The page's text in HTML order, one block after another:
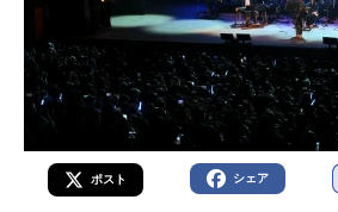
ポスト シェア